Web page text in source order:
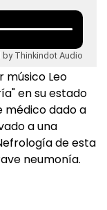
by Thinkindot Audio
músico Leo
en su estado
médico dado a
a una
de esta
neumonía.